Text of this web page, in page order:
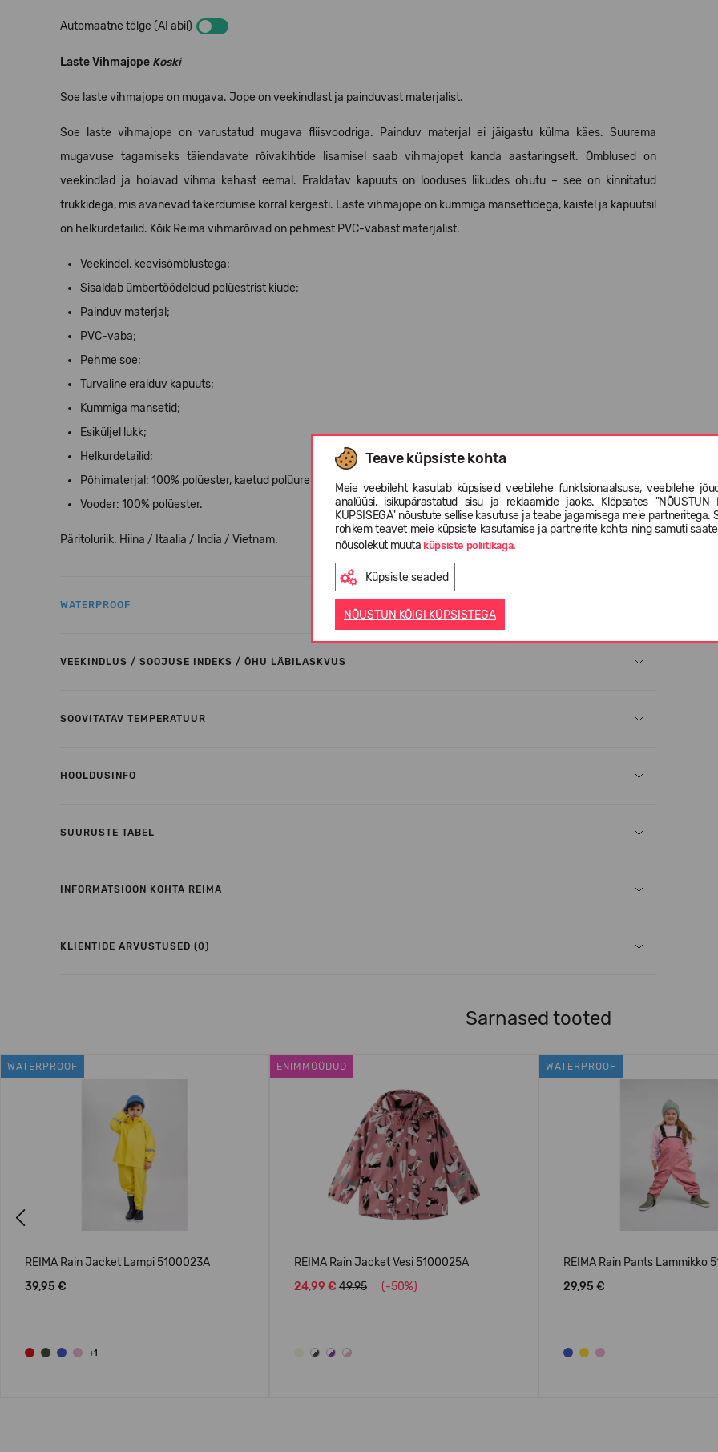
Teave küpsiste kohta
Meie veebileht kasutab küpsiseid veebilehe funktsionaalsuse, veebilehe
analüüsi, isikupärastatud sisu ja reklaamide jaoks. Klõpsates "NÕUSTUN
KÜPSISEGA" nõustute sellise kasutuse ja teabe jagamisega meie partneritega.
rohkem teavet meie küpsiste kasutamise ja partnerite kohta ning samuti
nõusolekut muutaküpsiste poliitikaga.
Küpsiste seaded
NÕUSTUN KÕIGI KÜPSISTEGA
Automaatne tõlge (AI abil)
Laste Vihmajope Koski
Soe laste vihmajope on mugava. Jope on veekindlast ja painduvast materjalist.
Soe laste vihmajope on varustatud mugava fliisvoodriga. Painduv materjal ei jäigastu külma käes. Suurema
mugavuse tagamiseks täiendavate rõivakihtide lisamisel saab vihmajopet kanda aastaringselt. Õmblused on
veekindlad ja hoiavad vihma kehast eemal. Eraldatav kapuuts on looduses liikudes ohutu – see on kinnitatud
trukkidega, mis avanevad takerdumise korral kergesti. Laste vihmajope on kummiga mansettidega, käistel ja kapuutsil
on helkurdetailid. Kõik Reima vihmarõivad on pehmest PVC-vabast materjalist.
Veekindel, keevisõmblustega;
Sisaldab ümbertöödeldud polüestrist kiude;
Painduv materjal;
PVC-vaba;
Pehme soe;
Turvaline eralduv kapuuts;
Kummiga mansetid;
Esiküljel lukk;
Helkurdetailid;
Põhimaterjal: 100% polüester, kaetud polüuretaaniga;
Vooder: 100% polüester.
Päritoluriik: Hiina / Itaalia / India / Vietnam.
WATERPROOF
VEEKINDLUS / SOOJUSE INDEKS / ÕHU LÄBILASKVUS
SOOVITATAV TEMPERATUUR
HOOLDUSINFO
SUURUSTE TABEL
INFORMATSIOON KOHTA REIMA
KLIENTIDE ARVUSTUSED (0)
Sarnased tooted
WATERPROOF
REIMA Rain Jacket Lampi 5100023A
39,95 €
+1
ENIMMÜÜDUD
REIMA Rain Jacket Vesi 5100025A
24,99 € 49.95 (-50%)
WATERPROOF
REIMA Rain Pants Lammikko
29,95 €